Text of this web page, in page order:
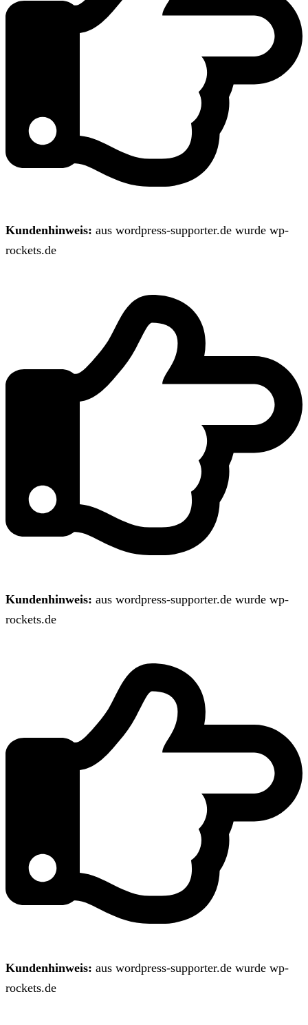
Kundenhinweis: aus wordpress-supporter.de wurde wp-
rockets.de
Kundenhinweis: aus wordpress-supporter.de wurde wp-
rockets.de
Kundenhinweis: aus wordpress-supporter.de wurde wp-
rockets.de